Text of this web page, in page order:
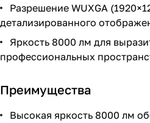
Разрешение WUXGA
детализированного
Яркость 8000 лм для
профессиональных
Преимущества
Высокая яркость 8000 лм